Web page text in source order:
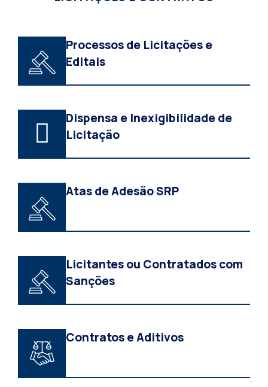
Processos de Licitações e
Editais
Dispensa e Inexigibilidade de
Licitação
Atas de Adesão SRP
Licitantes ou Contratados com
Sanções
Contratos e Aditivos